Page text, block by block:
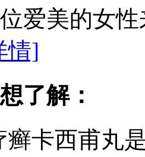
爱美的女
情]
了解：
癣卡西甫丸